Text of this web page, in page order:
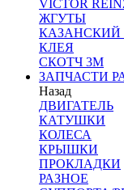
VICTOR
ЖГУТЫ
КАЗАНСКИЙ
КЛЕЯ
СКОТЧ 3М
ЗАПЧАСТИ
Назад
ДВИГАТЕЛЬ
КАТУШКИ
КОЛЕСА
КРЫШКИ
ПРОКЛАДКИ
РАЗНОЕ